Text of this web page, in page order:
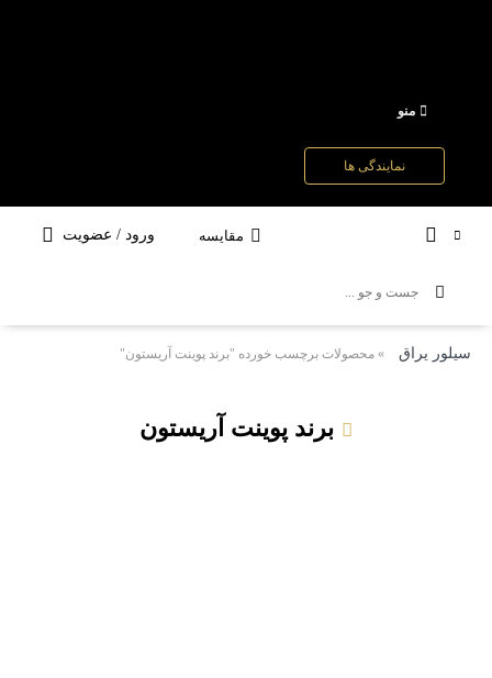
منو
نمایندگی ها
مقایسه ورود / عضویت
سیلور یراق » محصولات برچسب خورده "برند پوینت آریستون"
برند پوینت آریستون